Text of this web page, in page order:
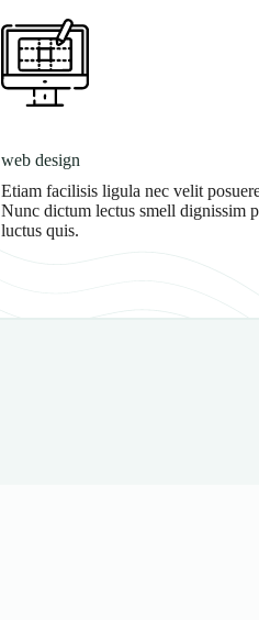
web design
Etiam facilisis ligula nec velit
Nunc dictum lectus smell dignissim
luctus quis.